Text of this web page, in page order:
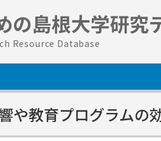
の島根大学研究
Resource Database
や教育プログラムの